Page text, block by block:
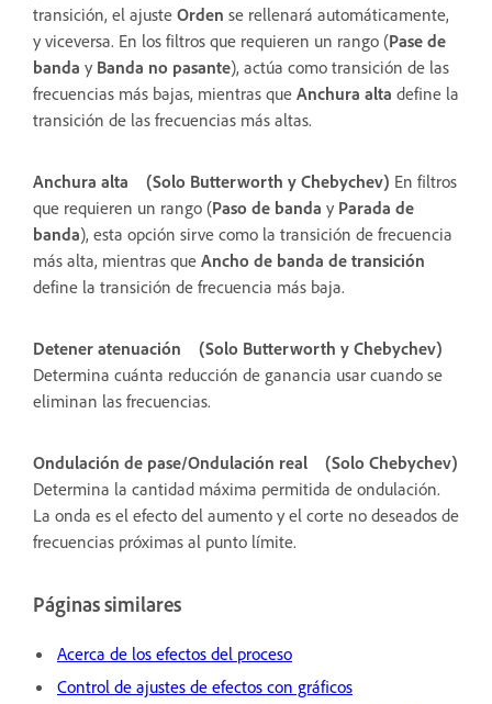
transición, el ajuste Orden se rellenará automáticamente,
y viceversa. En los filtros que requieren un rango (Pase de
banda y Banda no pasante), actúa como transición de las
frecuencias más bajas, mientras que Anchura alta define la
transición de las frecuencias más altas.
Anchura alta (Solo Butterworth y Chebychev) En filtros
que requieren un rango (Paso de banda y Parada de
banda), esta opción sirve como la transición de frecuencia
más alta, mientras que Ancho de banda de transición
define la transición de frecuencia más baja.
Detener atenuación
(Solo Butterworth y Chebychev)
Determina cuánta reducción de ganancia usar cuando se
eliminan las frecuencias.
Ondulación de pase/Ondulación real
(Solo Chebychev)
Determina la cantidad máxima permitida de ondulación.
La onda es el efecto del aumento y el corte no deseados de
frecuencias próximas al punto límite.
Páginas similares
Acerca de los efectos del proceso
Control de ajustes de efectos con gráficos